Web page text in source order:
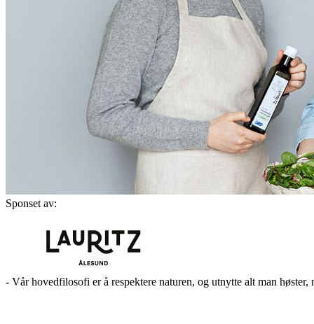
Sponset av:
- Vår hovedfilosofi er å respektere naturen, og utnytte alt man